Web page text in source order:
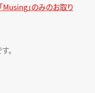
Musing」のみのお取り
。